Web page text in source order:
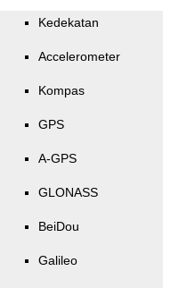
Kedekatan
Accelerometer
Kompas
GPS
A-GPS
GLONASS
BeiDou
Galileo